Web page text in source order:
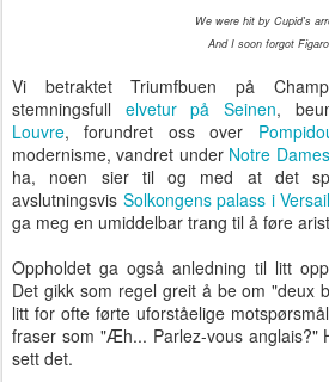
We were hit by Cupid's
And I soon forgot Figaro
Vi betraktet Triumfbuen på
stemningsfull elvetur på Seinen,
Louvre, forundret oss over
modernisme, vandret under Notre Dames
ha, noen sier til og med at det
avslutningsvis Solkongens palass i
ga meg en umiddelbar trang til å føre
Oppholdet ga også anledning til litt
Det gikk som regel greit å be om "deux
litt for ofte førte uforståelige
fraser som "Æh... Parlez-vous anglais?"
sett det.